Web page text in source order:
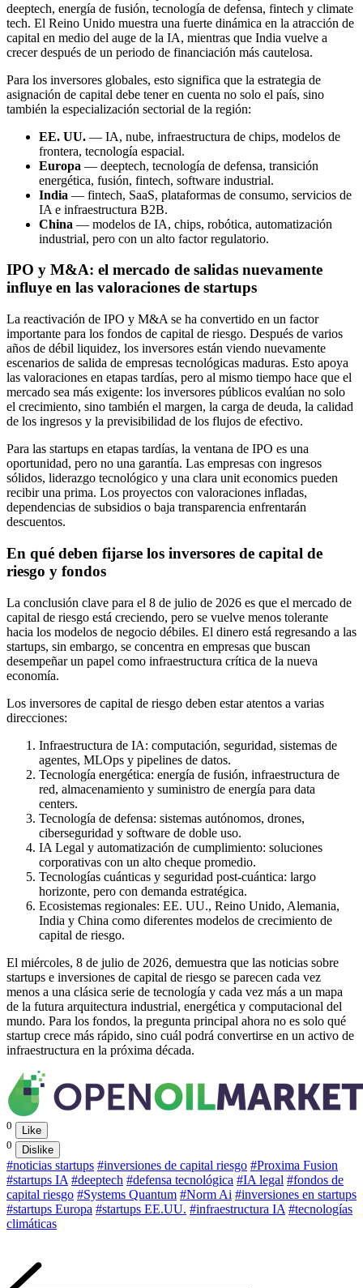
deeptech, energía de fusión, tecnología de defensa, fintech y climate
tech. El Reino Unido muestra una fuerte dinámica en la atracción de
capital en medio del auge de la IA, mientras que India vuelve a
crecer después de un periodo de financiación más cautelosa.
Para los inversores globales, esto significa que la estrategia de
asignación de capital debe tener en cuenta no solo el país, sino
también la especialización sectorial de la región:
EE. UU. — IA, nube, infraestructura de chips, modelos de
frontera, tecnología espacial.
Europa — deeptech, tecnología de defensa, transición
energética, fusión, fintech, software industrial.
India — fintech, SaaS, plataformas de consumo, servicios de
IA e infraestructura B2B.
China — modelos de IA, chips, robótica, automatización
industrial, pero con un alto factor regulatorio.
IPO y M&A: el mercado de salidas nuevamente
influye en las valoraciones de startups
La reactivación de IPO y M&A se ha convertido en un factor
importante para los fondos de capital de riesgo. Después de varios
años de débil liquidez, los inversores están viendo nuevamente
escenarios de salida de empresas tecnológicas maduras. Esto apoya
las valoraciones en etapas tardías, pero al mismo tiempo hace que el
mercado sea más exigente: los inversores públicos evalúan no solo
el crecimiento, sino también el margen, la carga de deuda, la calidad
de los ingresos y la previsibilidad de los flujos de efectivo.
Para las startups en etapas tardías, la ventana de IPO es una
oportunidad, pero no una garantía. Las empresas con ingresos
sólidos, liderazgo tecnológico y una clara unit economics pueden
recibir una prima. Los proyectos con valoraciones infladas,
dependencias de subsidios o baja transparencia enfrentarán
descuentos.
En qué deben fijarse los inversores de capital de
riesgo y fondos
La conclusión clave para el 8 de julio de 2026 es que el mercado de
capital de riesgo está creciendo, pero se vuelve menos tolerante
hacia los modelos de negocio débiles. El dinero está regresando a las
startups, sin embargo, se concentra en empresas que buscan
desempeñar un papel como infraestructura crítica de la nueva
economía.
Los inversores de capital de riesgo deben estar atentos a varias
direcciones:
Infraestructura de IA: computación, seguridad, sistemas de
agentes, MLOps y pipelines de datos.
Tecnología energética: energía de fusión, infraestructura de
red, almacenamiento y suministro de energía para data
centers.
Tecnología de defensa: sistemas autónomos, drones,
ciberseguridad y software de doble uso.
IA Legal y automatización de cumplimiento: soluciones
corporativas con un alto cheque promedio.
Tecnologías cuánticas y seguridad post-cuántica: largo
horizonte, pero con demanda estratégica.
Ecosistemas regionales: EE. UU., Reino Unido, Alemania,
India y China como diferentes modelos de crecimiento de
capital de riesgo.
El miércoles, 8 de julio de 2026, demuestra que las noticias sobre
startups e inversiones de capital de riesgo se parecen cada vez
menos a una clásica serie de tecnología y cada vez más a un mapa
de la futura arquitectura industrial, energética y computacional del
mundo. Para los fondos, la pregunta principal ahora no es solo qué
startup crece más rápido, sino cuál podrá convertirse en un activo de
infraestructura en la próxima década.
0
Like
0
Dislike
#noticias startups #inversiones de capital riesgo #Proxima Fusion
#startups IA #deeptech #defensa tecnológica #IA legal #fondos de
capital riesgo #Systems Quantum #Norm Ai #inversiones en startups
#startups Europa #startups EE.UU. #infraestructura IA #tecnologías
climáticas